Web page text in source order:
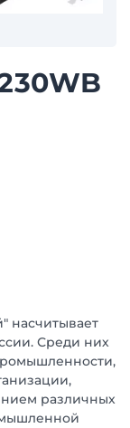
насчитывает
Среди них
различных